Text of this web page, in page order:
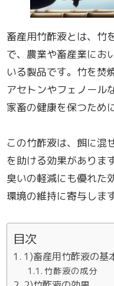
畜産用竹酢液とは、竹
で、農業や畜産業にお
いる製品です。竹を焚
アセトンやフェノール
家畜の健康を保つため
この竹酢液は、餌に混
を助ける効果がありま
臭いの軽減にも優れた
環境の維持に寄与します
目次
1)畜産用竹酢液の基
竹酢液の成分